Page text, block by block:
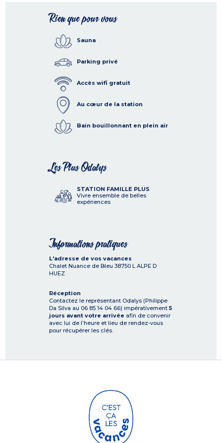
Rien que pour vous
Sauna
Parking privé
Accès wifi gratuit
Au cœur de la station
Bain bouillonnant en plein air
Les Plus Odalys
STATION FAMILLE PLUS
Vivre ensemble de belles
expériences
Informations pratiques
L'adresse de vos vacances
Chalet Nuance de Bleu 38750 L ALPE D
HUEZ
Réception
Contactez le représentant Odalys (Philippe
Da Silva au 06 85 14 04 66) impérativement 5
jours avant votre arrivée afin de convenir
avec lui de l’heure et lieu de rendez-vous
pour récupérer les clés.